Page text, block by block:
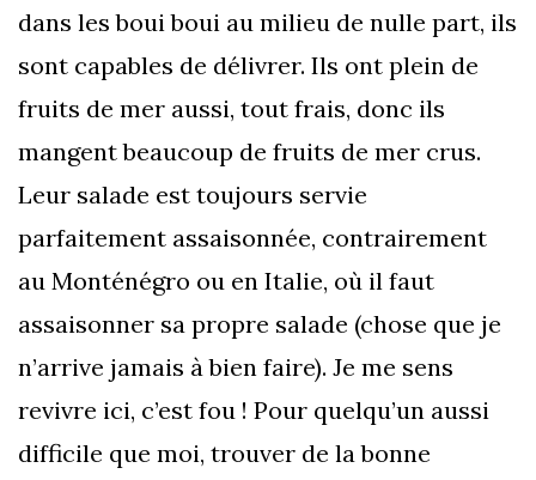
dans les boui boui au milieu de nulle part, ils
sont capables de délivrer. Ils ont plein de
fruits de mer aussi, tout frais, donc ils
mangent beaucoup de fruits de mer crus.
Leur salade est toujours servie
parfaitement assaisonnée, contrairement
au Monténégro ou en Italie, où il faut
assaisonner sa propre salade (chose que je
n’arrive jamais à bien faire). Je me sens
revivre ici, c’est fou ! Pour quelqu’un aussi
difficile que moi, trouver de la bonne